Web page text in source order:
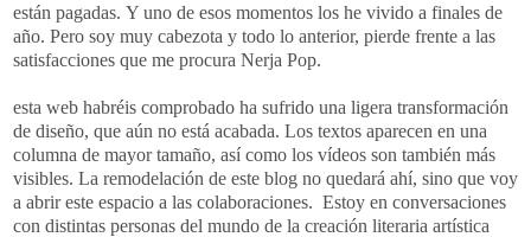
están pagadas. Y uno de esos momentos los he vivido a finales de
año. Pero soy muy cabezota y todo lo anterior, pierde frente a las
satisfacciones que me procura Nerja Pop.
esta web habréis comprobado ha sufrido una ligera transformación
de diseño, que aún no está acabada. Los textos aparecen en una
columna de mayor tamaño, así como los vídeos son también más
visibles. La remodelación de este blog no quedará ahí, sino que voy
a abrir este espacio a las colaboraciones. Estoy en conversaciones
con distintas personas del mundo de la creación literaria artística